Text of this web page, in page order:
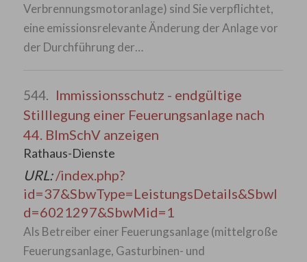
Verbrennungsmotoranlage) sind Sie verpflichtet,
eine emissionsrelevante Änderung der Anlage vor
der Durchführung der…
544. Immissionsschutz - endgültige
Stilllegung einer Feuerungsanlage nach
44. BImSchV anzeigen
Rathaus-Dienste
URL:/index.php?
id=37&SbwType=LeistungsDetails&SbwI
d=6021297&SbwMid=1
Als Betreiber einer Feuerungsanlage (mittelgroße
Feuerungsanlage, Gasturbinen- und